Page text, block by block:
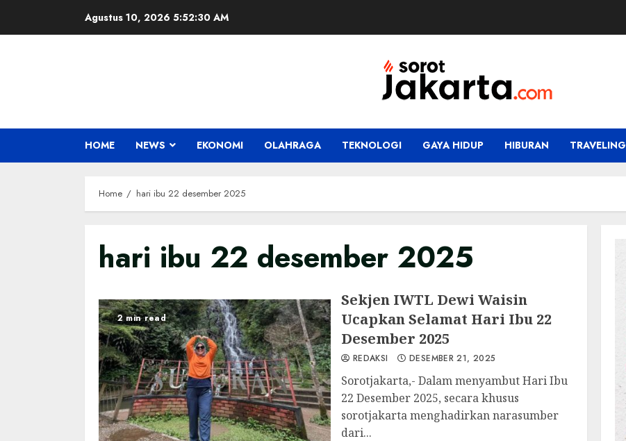
Agustus 10, 2026 5:52:31 AM
HOME NEWS EKONOMI OLAHRAGA TEKNOLOGI GAYA HIDUP HIBURAN TRAVELING
Home hari ibu 22 desember 2025
hari ibu 22 desember 2025
2 min read
Sekjen IWTL Dewi Waisin
Ucapkan Selamat Hari Ibu 22
Desember 2025
REDAKSI DESEMBER 21, 2025
Sorotjakarta,- Dalam menyambut Hari Ibu
22 Desember 2025, secara khusus
sorotjakarta menghadirkan narasumber
dari...